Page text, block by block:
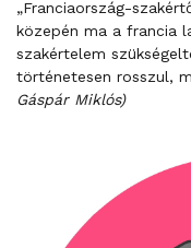
„Franciaország-
közepén ma a francia
szakértelem
történetesen rosszul,
Gáspár Miklós)